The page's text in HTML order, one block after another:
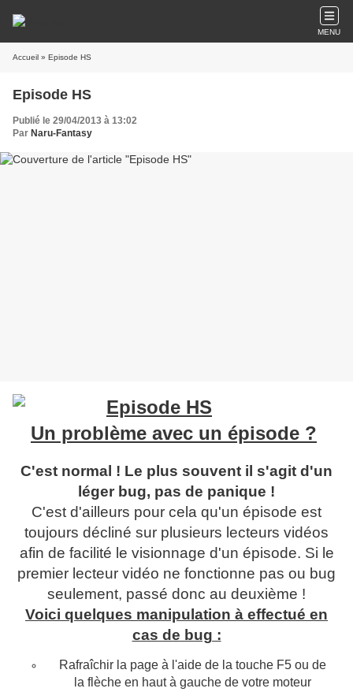
MENU
Accueil » Episode HS
Episode HS
Publié le 29/04/2013 à 13:02
Par Naru-Fantasy
Un problème avec un épisode ?
C'est normal ! Le plus souvent il s'agit d'un
léger bug, pas de panique !
C'est d'ailleurs pour cela qu'un épisode est
toujours décliné sur plusieurs lecteurs vidéos
afin de facilité le visionnage d'un épisode. Si le
premier lecteur vidéo ne fonctionne pas ou bug
seulement, passé donc au deuxième !
Voici quelques manipulation à effectué en
cas de bug :
Rafraîchirla page à l'aide de la touche F5 ou de
la flècheen haut à gauche de votre moteur